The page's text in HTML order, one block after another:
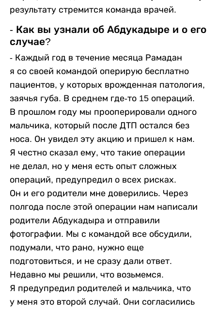
результату стремится команда врачей.
- Как вы узнали об Абдукадыре и о его
случае?
- Каждый год в течение месяца Рамадан
я со своей командой оперирую бесплатно
пациентов, у которых врожденная патология,
заячья губа. В среднем где-то 15 операций.
В прошлом году мы прооперировали одного
мальчика, который после ДТП остался без
носа. Он увидел эту акцию и пришел к нам.
Я честно сказал ему, что такие операции
не делал, но у меня есть опыт сложных
операций, предупредил о всех рисках.
Он и его родители мне доверились. Через
полгода после этой операции нам написали
родители Абдукадыра и отправили
фотографии. Мы с командой все обсудили,
подумали, что рано, нужно еще
подготовиться, и не сразу дали ответ.
Недавно мы решили, что возьмемся.
Я предупредил родителей и мальчика, что
у меня это второй случай. Они согласились